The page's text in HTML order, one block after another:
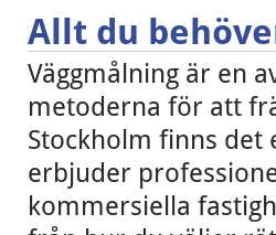
Allt du
Väggmålning är en
metoderna för att
Stockholm finns
erbjuder
kommersiella